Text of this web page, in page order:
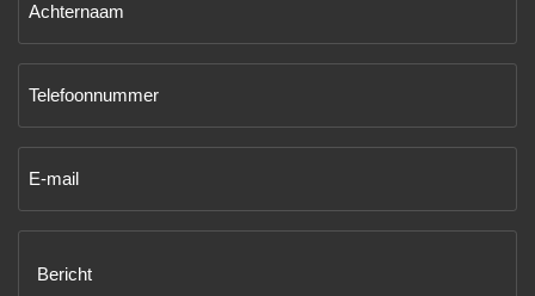
(Vereist)
(Vereist)
mailadres
(Vereist)
(Vereist)